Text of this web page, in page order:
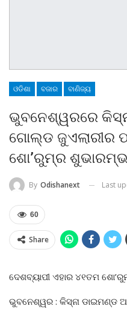
ଓଡିଶା ବଜାର ବାଣିଜ୍ୟ
ଭୁବନେଶ୍ୱରରେ
ଗୋଲ୍ଡ
ଶୋ’ରୁମ୍‌ର ଶୁଭାରମ୍ଭ
By Odishanext Last
60
Share
ଦେଶବ୍ୟାପୀ ଏହାର ୪୧ତମ
ଭୁବନେଶ୍ୱର : କିସ୍‌ନା ଡାଇମଣ୍ଡ